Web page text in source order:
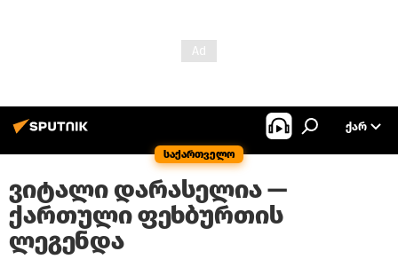
საქართველო
ᲥᲐᲠ
ვიტალი დარასელია —
ქართული ფეხბურთის
ლეგენდა